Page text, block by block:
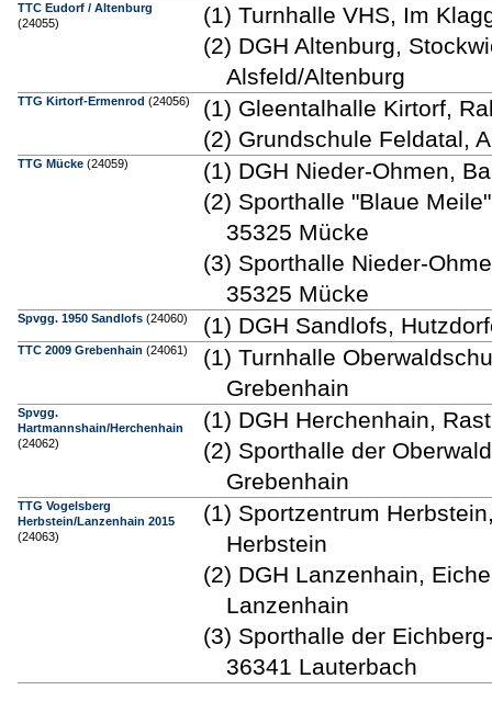
TTC Eudorf / Altenburg
(24055)
(1) Turnhalle VHS, Im
(2) DGH Altenburg,
Alsfeld/Altenburg
TTG Kirtorf-Ermenrod (24056)
(1) Gleentalhalle Kirtorf,
(2) Grundschule Feldatal,
TTG Mücke (24059)
(1) DGH Nieder-Ohmen,
(2) Sporthalle "Blaue
35325 Mücke
(3) Sporthalle Nieder-
35325 Mücke
Spvgg. 1950 Sandlofs (24060) (1) DGH Sandlofs,
TTC 2009 Grebenhain (24061)
(1) Turnhalle
Grebenhain
Spvgg.
Hartmannshain/Herchenhain
(24062)
(1) DGH Herchenhain,
(2) Sporthalle der
Grebenhain
TTG Vogelsberg
Herbstein/Lanzenhain 2015
(24063)
(1) Sportzentrum
Herbstein
(2) DGH Lanzenhain,
Lanzenhain
(3) Sporthalle der
36341 Lauterbach